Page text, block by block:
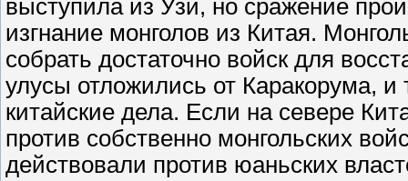
выступила из Узи, но сражение
изгнание монголов из Китая.
собрать достаточно войск для
улусы отложились от Каракорума,
китайские дела. Если на севере
против собственно монгольских
действовали против юаньских